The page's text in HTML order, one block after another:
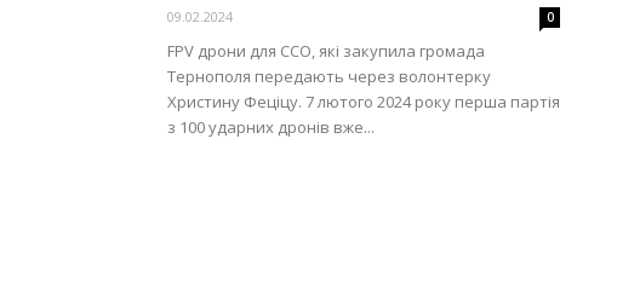
09.02.2024 0
FPV дрони для ССО, які закупила громада
Тернополя передають через волонтерку
Христину Феціцу. 7 лютого 2024 року перша партія
з 100 ударних дронів вже...